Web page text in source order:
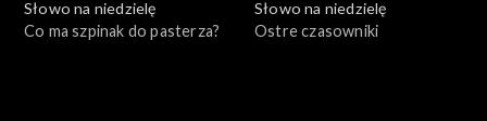
Słowo na niedzielę
Co ma szpinak do pasterza?
Słowo na niedzielę
Ostre czasowniki